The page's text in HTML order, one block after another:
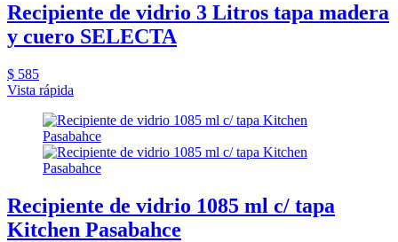
Recipiente de vidrio 3 Litros tapa madera
y cuero SELECTA
$ 585
Vista rápida
Recipiente de vidrio 1085 ml c/ tapa
Kitchen Pasabahce